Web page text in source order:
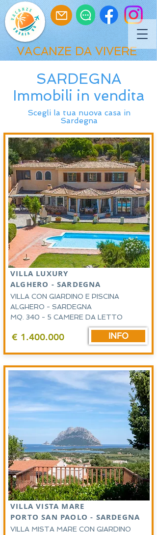
VACANZE DA VIVERE
SARDEGNA
Immobili in vendita
Scegli la tua nuova casa in
Sardegna
VILLA LUXURY
ALGHERO - SARDEGNA
VILLA CON GIARDINO E PISCINA
ALGHERO - SARDEGNA
MQ. 340 - 5 CAMERE DA LETTO
€ 1.400.000 INFO
VILLA VISTA MARE
PORTO SAN PAOLO - SARDEGNA
VILLA MISTA MARE CON GIARDINO